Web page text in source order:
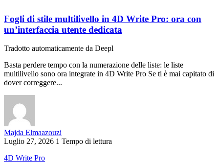
Fogli di stile multilivello in 4D Write Pro: ora con
un’interfaccia utente dedicata
Tradotto automaticamente da Deepl
Basta perdere tempo con la numerazione delle liste: le liste
multilivello sono ora integrate in 4D Write Pro Se ti è mai capitato di
dover correggere...
Majda Elmaazouzi
Luglio 27, 2026 1 Tempo di lettura
4D Write Pro